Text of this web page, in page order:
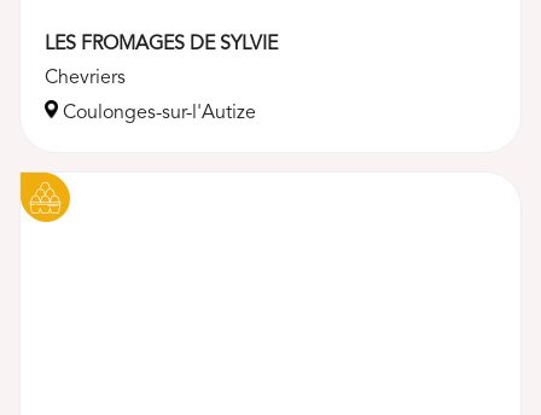
LES FROMAGES DE SYLVIE
Chevriers
Coulonges-sur-l'Autize